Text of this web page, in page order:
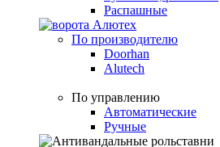
Распашные
По производителю
Doorhan
Alutech
По управлению
Автоматические
Ручные